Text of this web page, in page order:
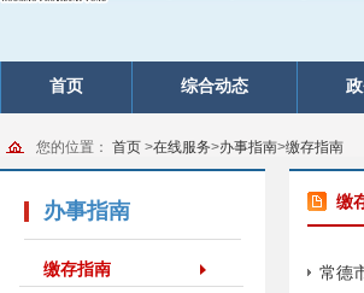
首页 综合动态
您的位置： 首页 >在线服务>办事指南>缴存指南
办事指南
缴存指南
缴
常德